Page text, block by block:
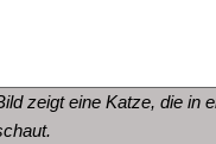
zeigt eine Katze, die in